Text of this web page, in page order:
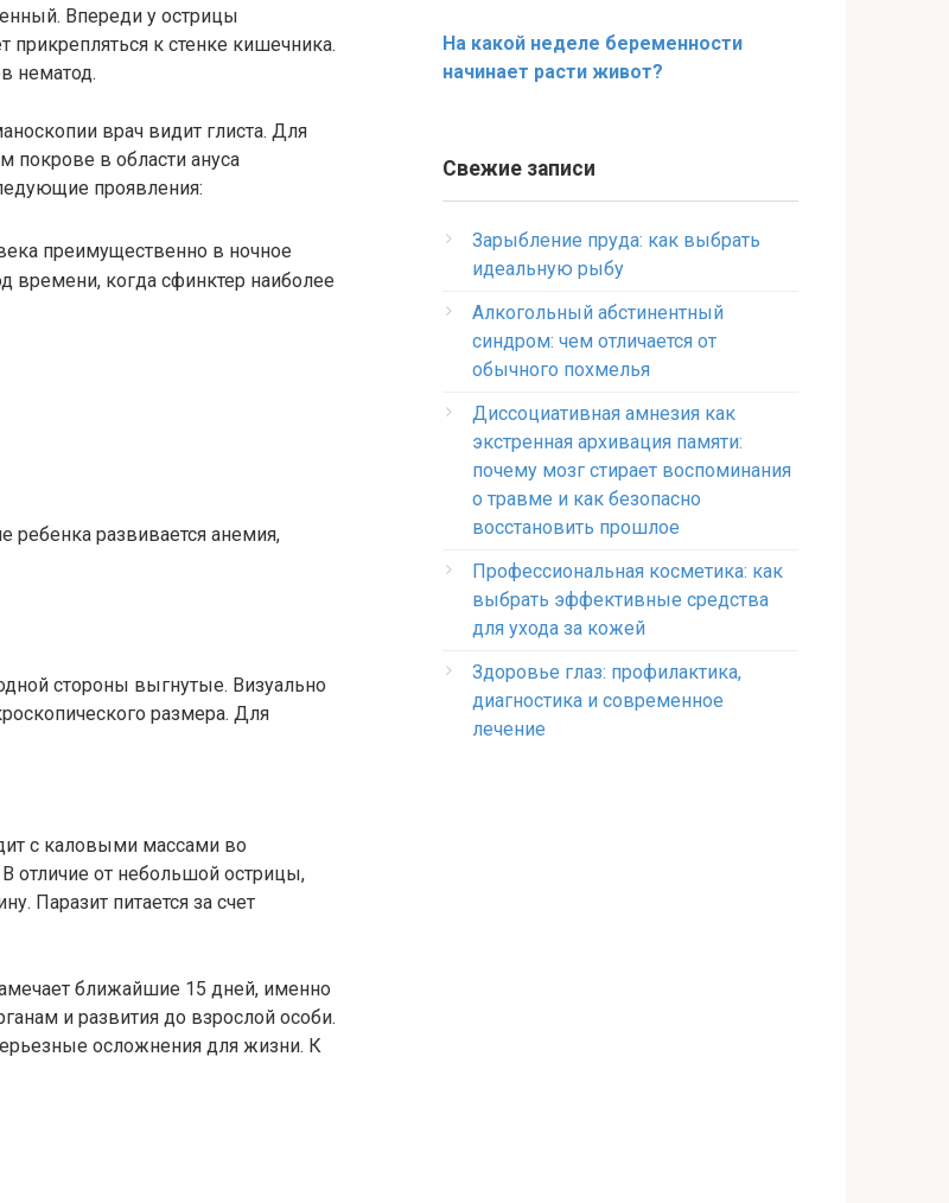
Впереди у острицы
прикрепляться к стенке кишечника.
нематод.
врач видит глиста. Для
покрове в области ануса
проявления:
преимущественно в ночное
времени, когда сфинктер наиболее
ребенка развивается анемия,
стороны выгнутые. Визуально
размера. Для
с каловыми массами во
отличие от небольшой острицы,
Паразит питается за счет
ближайшие 15 дней, именно
и развития до взрослой особи.
осложнения для жизни. К
На какой неделе беременности
начинает расти живот?
Свежие записи
Зарыбление пруда: как выбрать
идеальную рыбу
Алкогольный абстинентный
синдром: чем отличается от
обычного похмелья
Диссоциативная амнезия как
экстренная архивация памяти:
почему мозг стирает воспоминания
о травме и как безопасно
восстановить прошлое
Профессиональная косметика: как
выбрать эффективные средства
для ухода за кожей
Здоровье глаз: профилактика,
диагностика и современное
лечение